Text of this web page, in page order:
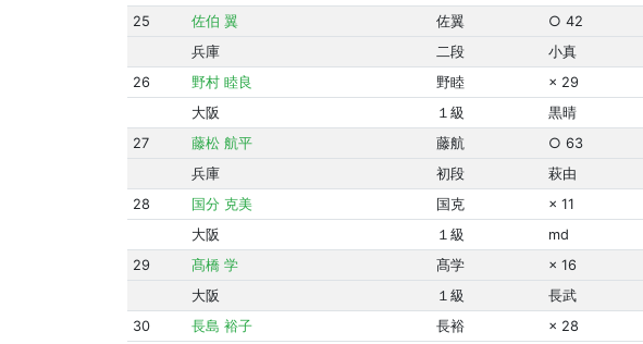
25
佐伯 翼 佐翼 ○ 42
兵庫
二段 小真
26
野村 睦良 野睦 × 29
大阪
１級 黒晴
27
藤松 航平 藤航 ○ 63
兵庫
初段 萩由
28
国分 克美 国克 × 11
大阪
１級 md
29
髙橋 学 髙学 × 16
大阪
１級 長武
30
長島 裕子 長裕 × 28